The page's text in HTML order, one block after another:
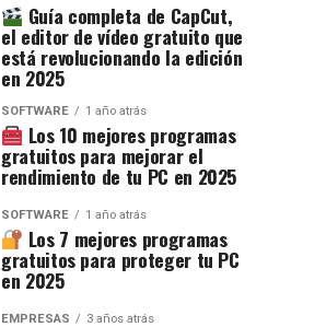
Guía completa de CapCut,
el editor de vídeo gratuito que
está revolucionando la edición
en 2025
SOFTWARE 1 año atrás
Los 10 mejores programas
gratuitos para mejorar el
rendimiento de tu PC en 2025
SOFTWARE 1 año atrás
Los 7 mejores programas
gratuitos para proteger tu PC
en 2025
EMPRESAS 3 años atrás